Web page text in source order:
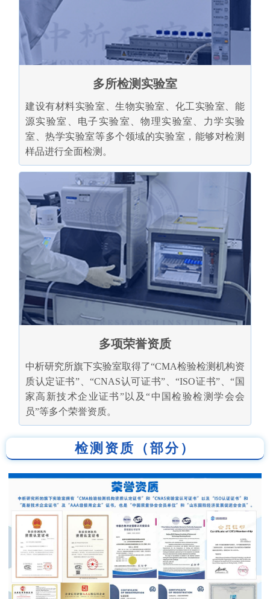
多所检测实验室
建设有材料实验室、生物实验室、化工实验室、能
源实验室、电子实验室、物理实验室、力学实验
室、热学实验室等多个领域的实验室，能够对检测
样品进行全面检测。
多项荣誉资质
中析研究所旗下实验室取得了“CMA检验检测机构资
质认定证书”、“CNAS认可证书”、“ISO证书”、“国
家高新技术企业证书”以及“中国检验检测学会会
员”等多个荣誉资质。
检测资质（部分）